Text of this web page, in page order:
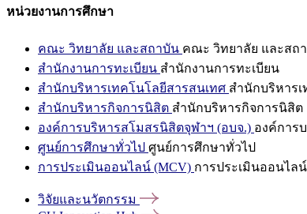
หน่วยงานการศึกษา
คณะ วิทยาลัย และสถาบัน คณะ วิทยาลัย และสถ
สำนักงานการทะเบียน สำนักงานการทะเบียน
สำนักบริหารเทคโนโลยีสารสนเทศ สำนักบริหาร
สำนักบริหารกิจการนิสิต สำนักบริหารกิจการนิสิต
องค์การบริหารสโมสรนิสิตจุฬาฯ (อบจ.) องค์การ
ศูนย์การศึกษาทั่วไป ศูนย์การศึกษาทั่วไป
การประเมินออนไลน์ (MCV) การประเมินออนไล
วิจัยและนวัตกรรม